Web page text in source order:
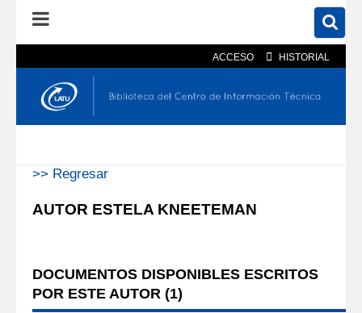
ACCESO HISTORIAL
En el catálogo En el sitio
>> Regresar
AUTOR ESTELA KNEETEMAN
DOCUMENTOS DISPONIBLES ESCRITOS
POR ESTE AUTOR (1)